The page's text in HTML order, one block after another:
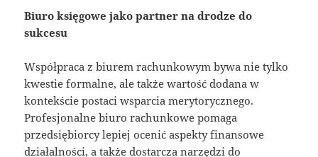
Biuro księgowe jako partner na drodze do
sukcesu
Współpraca z biurem rachunkowym bywa nie tylko
kwestie formalne, ale także wartość dodana w
kontekście postaci wsparcia merytorycznego.
Profesjonalne biuro rachunkowe pomaga
przedsiębiorcy lepiej ocenić aspekty finansowe
działalności, a także dostarcza narzędzi do